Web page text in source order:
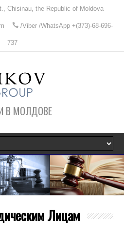
Chisinau, the Republic of Moldova
/Viber /WhatsApp +(373)-68-696-
737
В МОЛДОВЕ
Лицам